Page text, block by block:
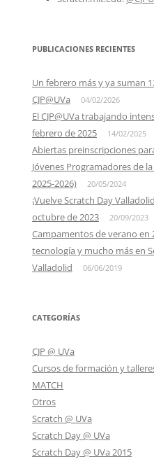
PUBLICACIONES RECIENTES
Un febrero más y ya suman
CJP@UVa
04/02/2026
El CJP@UVa trabajando
febrero de 2025
14/02/2025
Abiertas preinscripciones
Jóvenes Programadores de
2025-2026)
20/05/2024
¡Vuelve Scratch Day
octubre de 2023
20/09/2023
Campamentos de verano en
tecnología y mucho más en
Valladolid
06/06/2019
CATEGORÍAS
CJP @ UVa
Cursos de formación y
MATCH
Otros
Scratch @ UVa
Scratch Day @ UVa
Scratch Day @ UVa 2015